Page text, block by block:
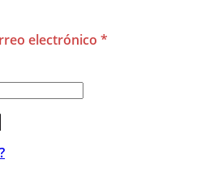
electrónico *